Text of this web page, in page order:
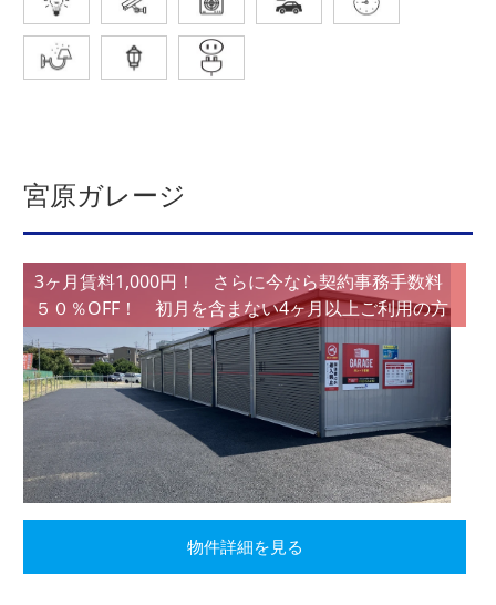
宮原ガレージ
3ヶ月賃料1,000円！ さらに今なら契約事務手数料
５０％OFF！ 初月を含まない4ヶ月以上ご利用の方
物件詳細を見る